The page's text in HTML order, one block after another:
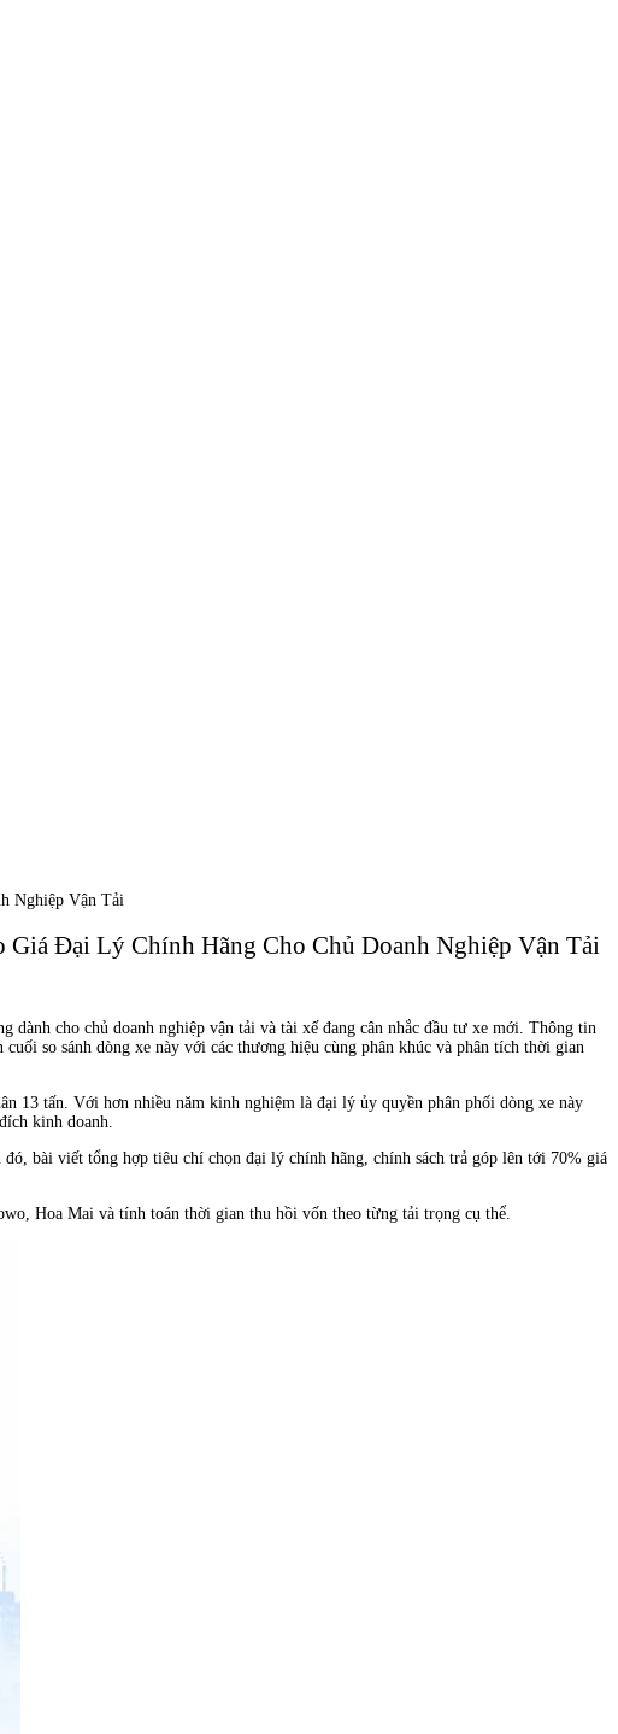
Nghiệp Vận Tải
Đại Lý Chính Hãng Cho Chủ Doanh Nghiệp Vận Tải
cho chủ doanh nghiệp vận tải và tài xế đang cân nhắc đầu tư xe mới. Thông tin
so sánh dòng xe này với các thương hiệu cùng phân khúc và phân tích thời gian
13 tấn. Với hơn nhiều năm kinh nghiệm là đại lý ủy quyền phân phối dòng xe này
kinh doanh.
bài viết tổng hợp tiêu chí chọn đại lý chính hãng, chính sách trả góp lên tới 70% giá
Hoa Mai và tính toán thời gian thu hồi vốn theo từng tải trọng cụ thể.